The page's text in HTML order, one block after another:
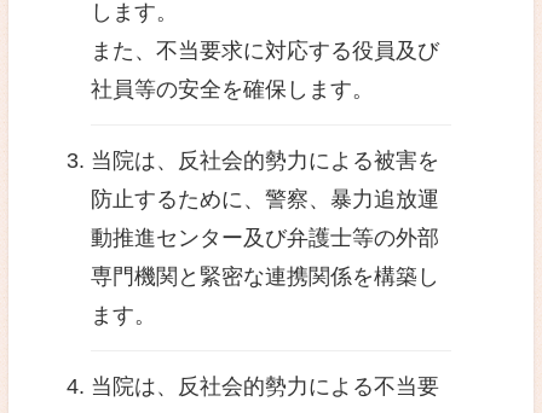
反社会的勢力に対する基
くしろスマイル整体院（以下、
る）は、市民社会の秩序や安
暴力団を始めとする反社会的
方針を以下の通り定めます。